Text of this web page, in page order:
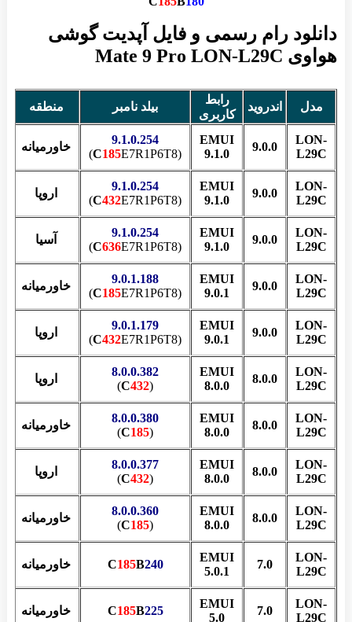
دانلود رام رسمی و فایل آپدیت گوشی
هواوی Mate 9 Pro LON-L29C
مدل اندروید
رابط
کاربری
بیلد نامبر منطقه
LON-
L29C
9.0.0
EMUI
9.1.0
9.1.0.254
(
C185E7R1P6T8)
خاورمیانه
LON-
L29C
9.0.0
EMUI
9.1.0
9.1.0.254
(
C432E7R1P6T8)
اروپا
LON-
L29C
9.0.0
EMUI
9.1.0
9.1.0.254
(
C636E7R1P6T8)
آسیا
LON-
L29C
9.0.0
EMUI
9.0.1
9.0.1.188
(
C185E7R1P6T8)
خاورمیانه
LON-
L29C
9.0.0
EMUI
9.0.1
9.0.1.179
(
C432E7R1P6T8)
اروپا
LON-
L29C
8.0.0
EMUI
8.0.0
8.0.0.382
(
C432
)
اروپا
LON-
L29C
8.0.0
EMUI
8.0.0
8.0.0.380
(
C185
)
خاورمیانه
LON-
L29C
8.0.0
EMUI
8.0.0
8.0.0.377
(
C432
)
اروپا
LON-
L29C
8.0.0
EMUI
8.0.0
8.0.0.360
(
C185
)
خاورمیانه
LON-
L29C
7.0
EMUI
5.0.1
C185B240 خاورمیانه
LON-
L29C
7.0
EMUI
5.0
C185B225 خاورمیانه